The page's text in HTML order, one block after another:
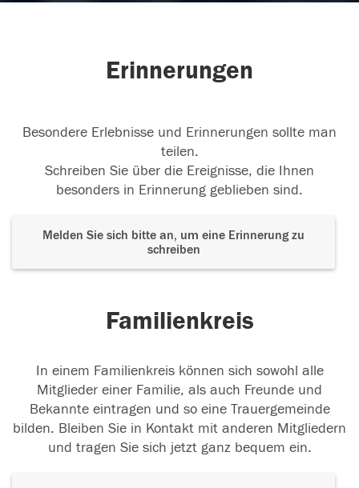
Erinnerungen
Besondere Erlebnisse und Erinnerungen sollte man
teilen.
Schreiben Sie über die Ereignisse, die Ihnen
besonders in Erinnerung geblieben sind.
Melden Sie sich bitte an, um eine Erinnerung zu
schreiben
Familienkreis
In einem Familienkreis können sich sowohl alle
Mitglieder einer Familie, als auch Freunde und
Bekannte eintragen und so eine Trauergemeinde
bilden. Bleiben Sie in Kontakt mit anderen Mitgliedern
und tragen Sie sich jetzt ganz bequem ein.